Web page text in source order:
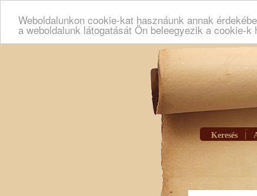
Weboldalunkon cookie-kat hasznáunk annak
a weboldalunk látogatását Ön beleegyezik a cookie-k
Keresés